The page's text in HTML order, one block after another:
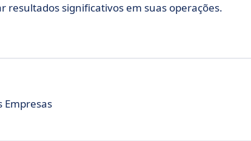
resultados significativos em suas operações.
Empresas